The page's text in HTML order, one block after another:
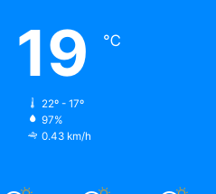
19 ℃
22º - 17º
97%
0.43 km/h